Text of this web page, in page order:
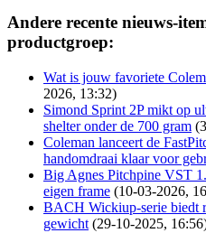
Andere recente nieuws-
productgroep:
Wat is jouw favoriete
2026, 13:32)
Simond Sprint 2P mikt op
shelter onder de 700 gram
Coleman lanceert de
handomdraai klaar voor
Big Agnes Pitchpine VST
eigen frame (10-03-2026,
BACH Wickiup-serie biedt
gewicht (29-10-2025,